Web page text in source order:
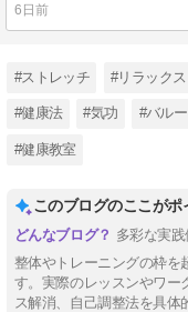
6日前
#ストレッチ #リラックス
#健康法 #気功 #バル
#健康教室
このブログのここがポ
多彩な実
整体やトレーニングの枠を
す。実際のレッスンやワー
ス解消、自己調整法を具